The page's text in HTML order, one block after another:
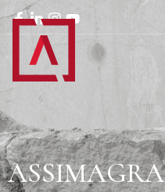
ASSIMAGRA